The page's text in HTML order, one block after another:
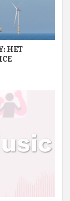
HET